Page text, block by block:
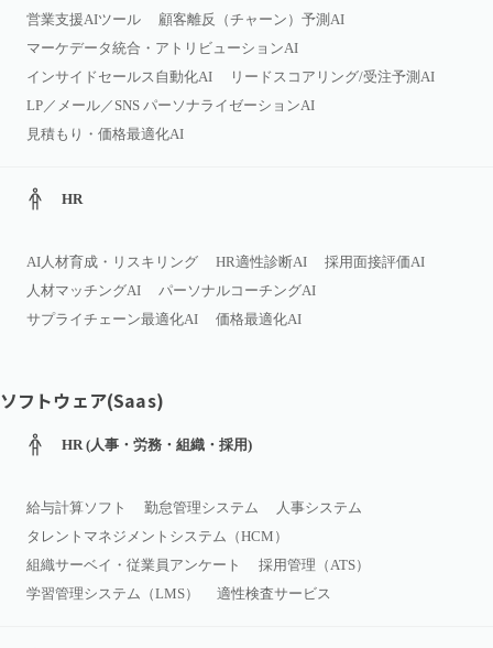
営業支援AIツール
顧客離反（チャーン）予測AI
マーケデータ統合・アトリビューションAI
インサイドセールス自動化AI
リードスコアリング/受注予測AI
LP／メール／SNS パーソナライゼーションAI
見積もり・価格最適化AI
HR
AI人材育成・リスキリング HR適性診断AI
採用面接評価AI
人材マッチングAI
パーソナルコーチングAI
サプライチェーン最適化AI
価格最適化AI
ソフトウェア(Saas)
HR (人事・労務・組織・採用)
給与計算ソフト 勤怠管理システム
人事システム
タレントマネジメントシステム（HCM）
組織サーベイ・従業員アンケート
採用管理（ATS）
学習管理システム（LMS）
適性検査サービス